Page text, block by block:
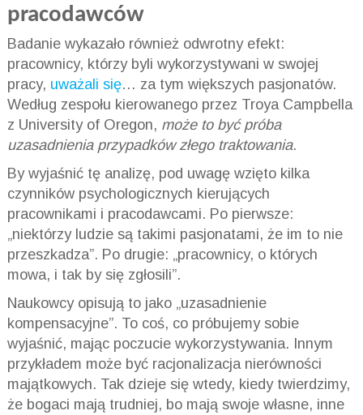
pracodawców
Badanie wykazało również odwrotny efekt:
pracownicy, którzy byli wykorzystywani w swojej
pracy, uważali się… za tym większych pasjonatów.
Według zespołu kierowanego przez Troya Campbella
z University of Oregon, może to być próba
uzasadnienia przypadków złego traktowania.
By wyjaśnić tę analizę, pod uwagę wzięto kilka
czynników psychologicznych kierujących
pracownikami i pracodawcami. Po pierwsze:
„niektórzy ludzie są takimi pasjonatami, że im to nie
przeszkadza”. Po drugie: „pracownicy, o których
mowa, i tak by się zgłosili”.
Naukowcy opisują to jako „uzasadnienie
kompensacyjne”. To coś, co próbujemy sobie
wyjaśnić, mając poczucie wykorzystywania. Innym
przykładem może być racjonalizacja nierówności
majątkowych. Tak dzieje się wtedy, kiedy twierdzimy,
że bogaci mają trudniej, bo mają swoje własne, inne